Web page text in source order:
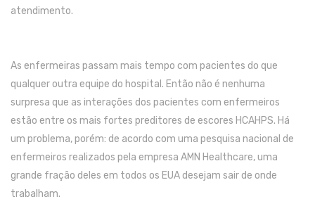
atendimento.
As enfermeiras passam mais tempo com pacientes do que
qualquer outra equipe do hospital. Então não é nenhuma
surpresa que as interações dos pacientes com enfermeiros
estão entre os mais fortes preditores de escores HCAHPS. Há
um problema, porém: de acordo com uma pesquisa nacional de
enfermeiros realizados pela empresa AMN Healthcare, uma
grande fração deles em todos os EUA desejam sair de onde
trabalham.